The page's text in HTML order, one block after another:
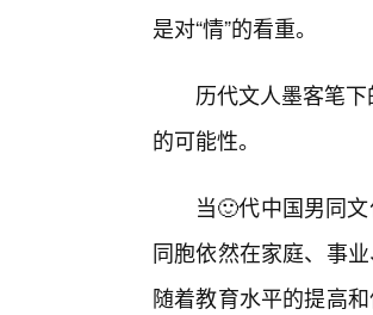
是对“情”的看重。
历代文人墨客笔
的可能性。
当🙂代中国男同
同胞依然在家庭、事
随着教育水平的提高